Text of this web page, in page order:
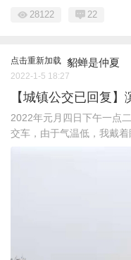
28122 22
点击重新加载 貂蝉是仲夏
2022-1-5 18:27
【城镇公交已回复
2022年元月四日下午一点
交车，由于气温低，我戴着